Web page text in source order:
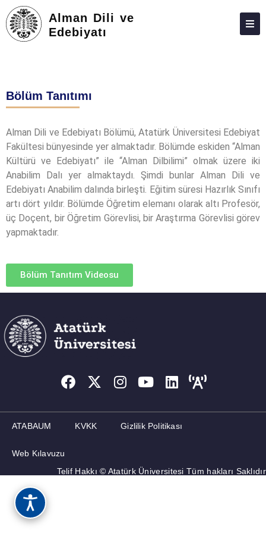
Alman Dili ve
Edebiyatı
KOMISYONLAR
LISANS
LISANSÜSTÜ
ARAŞTIRMA
TOPLUMA KATKI
ÖĞRENCI KULÜPLERI
KORPUSGERMANISTIK
FEDEK
MEMNUNIYET ANKETLERI
Bölüm Tanıtımı
Alman Dili ve Edebiyatı Bölümü, Atatürk Üniversitesi Edebiyat
Fakültesi bünyesinde yer almaktadır. Bölümde eskiden “Alman
Kültürü ve Edebiyatı” ile “Alman Dilbilimi” olmak üzere iki
Anabilim Dalı yer almaktaydı. Şimdi bunlar Alman Dili ve
Edebiyatı Anabilim dalında birleşti. Eğitim süresi Hazırlık Sınıfı
artı dört yıldır. Bölümde Öğretim elemanı olarak altı Profesör,
üç Doçent, bir Öğretim Görevlisi, bir Araştırma Görevlisi görev
yapmaktadır.
Bölüm Tanıtım Videosu
ATABAUM KVKK Gizlilik Politikası
Web Kılavuzu
Telif Hakkı © Atatürk Üniversitesi Tüm hakları Saklıdır